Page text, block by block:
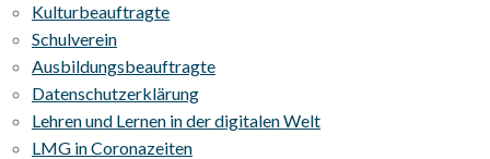
Kulturbeauftragte
Schulverein
Ausbildungsbeauftragte
Datenschutzerklärung
Lehren und Lernen in der digitalen Welt
LMG in Coronazeiten